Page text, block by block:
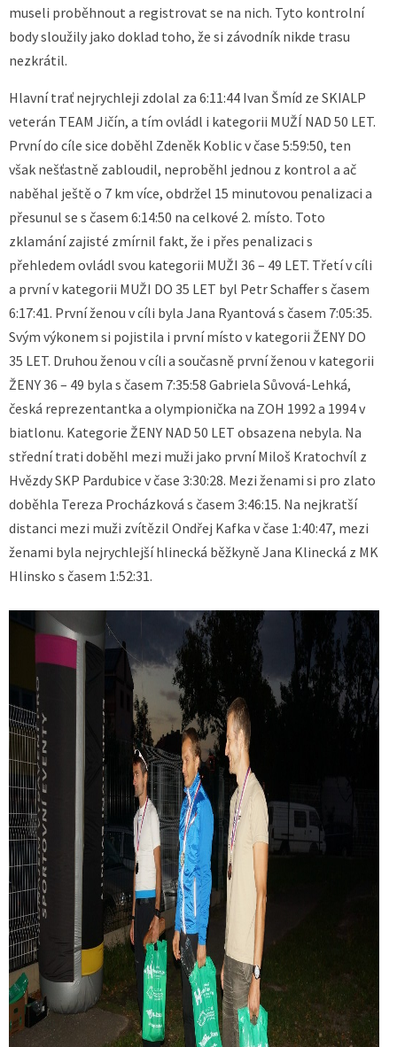
museli proběhnout a registrovat se na nich. Tyto kontrolní
body sloužily jako doklad toho, že si závodník nikde trasu
nezkrátil.
Hlavní trať nejrychleji zdolal za 6:11:44 Ivan Šmíd ze SKIALP
veterán TEAM Jičín, a tím ovládl i kategorii MUŽÍ NAD 50 LET.
První do cíle sice doběhl Zdeněk Koblic v čase 5:59:50, ten
však nešťastně zabloudil, neproběhl jednou z kontrol a ač
naběhal ještě o 7 km více, obdržel 15 minutovou penalizaci a
přesunul se s časem 6:14:50 na celkové 2. místo. Toto
zklamání zajisté zmírnil fakt, že i přes penalizaci s
přehledem ovládl svou kategorii MUŽI 36 – 49 LET. Třetí v cíli
a první v kategorii MUŽI DO 35 LET byl Petr Schaffer s časem
6:17:41. První ženou v cíli byla Jana Ryantová s časem 7:05:35.
Svým výkonem si pojistila i první místo v kategorii ŽENY DO
35 LET. Druhou ženou v cíli a současně první ženou v kategorii
ŽENY 36 – 49 byla s časem 7:35:58 Gabriela Sůvová-Lehká,
česká reprezentantka a olympionička na ZOH 1992 a 1994 v
biatlonu. Kategorie ŽENY NAD 50 LET obsazena nebyla. Na
střední trati doběhl mezi muži jako první Miloš Kratochvíl z
Hvězdy SKP Pardubice v čase 3:30:28. Mezi ženami si pro zlato
doběhla Tereza Procházková s časem 3:46:15. Na nejkratší
distanci mezi muži zvítězil Ondřej Kafka v čase 1:40:47, mezi
ženami byla nejrychlejší hlinecká běžkyně Jana Klinecká z MK
Hlinsko s časem 1:52:31.